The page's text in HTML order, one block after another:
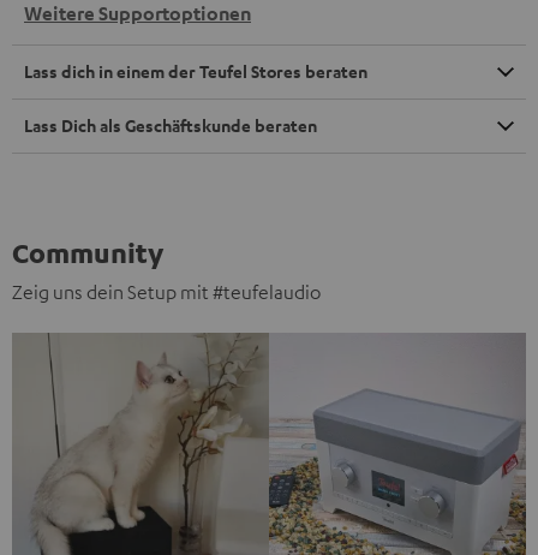
Weitere Supportoptionen
Lass dich in einem der Teufel Stores beraten
Lass Dich als Geschäftskunde beraten
Community
Zeig uns dein Setup mit #teufelaudio